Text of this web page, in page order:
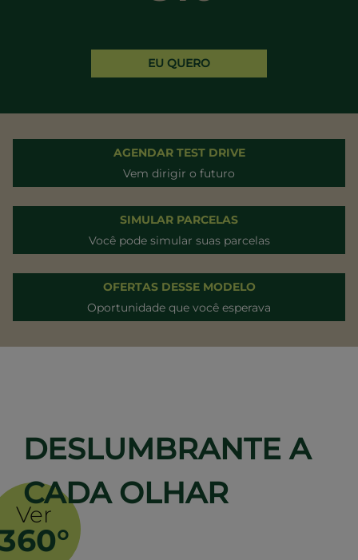
EU QUERO
AGENDAR TEST DRIVE
Vem dirigir o futuro
SIMULAR PARCELAS
Você pode simular suas parcelas
OFERTAS DESSE MODELO
Oportunidade que você esperava
DESLUMBRANTE A
CADA OLHAR
Ver